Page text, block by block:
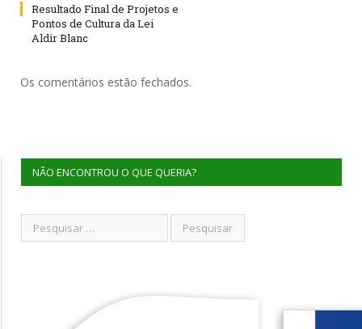
Resultado Final de Projetos e
Pontos de Cultura da Lei
Aldir Blanc
Os comentários estão fechados.
NÃO ENCONTROU O QUE QUERIA?